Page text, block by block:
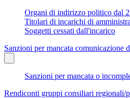
Organi di indirizzo politico dal
Titolari di incarichi di
Soggetti cessati dall'incarico
Sanzioni per mancata comunicazione
Sanzioni per mancata o
Rendiconti gruppi consiliari regionali/